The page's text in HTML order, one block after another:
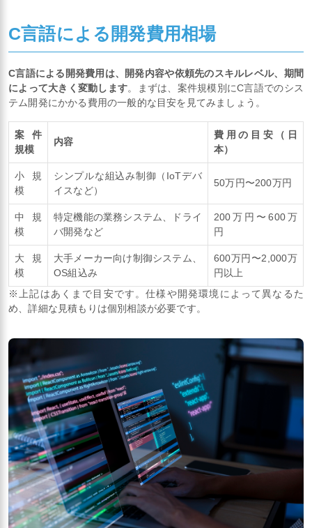
C言語による開発費用相場
C言語による開発費用は、開発内容や依頼先のスキルレベル、期間
によって大きく変動します。まずは、案件規模別にC言語でのシス
テム開発にかかる費用の一般的な目安を見てみましょう。
案件
規模
内容
費用の目安（日
本）
小規
模
シンプルな組込み制御（IoTデバ
イスなど）
50万円〜200万円
中規
模
特定機能の業務システム、ドライ
バ開発など
200万円〜600万
円
大規
模
大手メーカー向け制御システム、
OS組込み
600万円〜2,000万
円以上
※上記はあくまで目安です。仕様や開発環境によって異なるた
め、詳細な見積もりは個別相談が必要です。